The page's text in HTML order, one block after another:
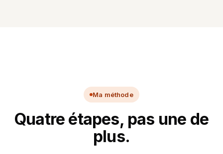
Ma méthode
Quatre étapes, pas une de
plus.